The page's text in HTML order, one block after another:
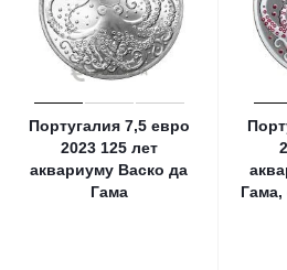
Португалия 7,5 евро
2023 125 лет
аквариуму Васко да
Гама